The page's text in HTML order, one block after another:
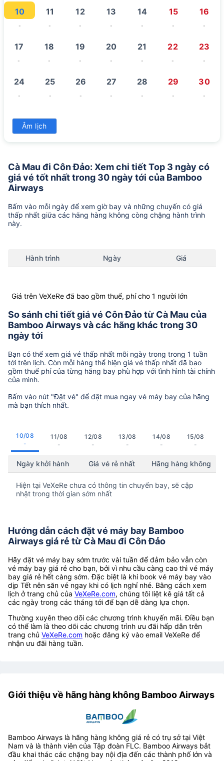
10
-
11
-
12
-
13
-
14
-
15
-
16
-
17
-
18
-
19
-
20
-
21
-
22
-
23
-
24
-
25
-
26
-
27
-
28
-
29
-
30
-
31
Âm lịch
Cà Mau đi Côn Đảo: Xem chi tiết Top 3 ngày có
giá vé tốt nhất trong 30 ngày tới của Bamboo
Airways
Bấm vào mỗi ngày để xem giờ bay và những chuyến có giá
thấp nhất giữa các hãng hàng không còng chặng hành trình
này.
Hành trình Ngày Giá
Giá trên VeXeRe đã bao gồm thuế, phí cho 1 người lớn
So sánh chi tiết giá vé Côn Đảo từ Cà Mau của
Bamboo Airways và các hãng khác trong 30
ngày tới
Bạn có thể xem giá vé thấp nhất mỗi ngày trong trong 1 tuần
tới trên lịch. Còn mỗi hàng thể hiện giá vé thấp nhất đã bao
gồm thuế phí của từng hãng bay phù hợp với tình hình tài chính
của mình.
Bấm vào nút "Đặt vé" để đặt mua ngay vé máy bay của hãng
mà bạn thích nhất.
10/08
-
11/08
-
12/08
-
13/08
-
14/08
-
15/08
-
Ngày khởi hành Giá vé rẻ nhất Hãng hàng không
Hiện tại VeXeRe chưa có thông tin chuyến bay, sẽ cập
nhật trong thời gian sớm nhất
Hướng dẫn cách đặt vé máy bay Bamboo
Airways giá rẻ từ Cà Mau đi Côn Đảo
Hãy đặt vé máy bay sớm trước vài tuần để đảm bảo vẫn còn
vé máy bay giá rẻ cho bạn, bởi vì nhu cầu càng cao thì vé máy
bay giá rẻ hết càng sớm. Đặc biệt là khi book vé máy bay vào
dịp Tết nên săn vé ngay khi có lịch nghỉ nhé. Bằng cách xem
lịch ở trang chủ của VeXeRe.com, chúng tôi liệt kê giá tất cả
các ngày trong các tháng tới để bạn dễ dàng lựa chọn.
Thường xuyên theo dõi các chương trình khuyến mãi. Điều bạn
có thể làm là theo dõi các chương trình ưu đãi hấp dẫn trên
trang chủ VeXeRe.com hoặc đăng ký vào email VeXeRe để
nhận ưu đãi hàng tuần.
Giới thiệu về hãng hàng không Bamboo Airways
Bamboo Airways là hãng hàng không giá rẻ có trụ sở tại Việt
Nam và là thành viên của Tập đoàn FLC. Bamboo Airways bắt
đầu khai thác các chặng bay nội địa đến các thành phố lớn và